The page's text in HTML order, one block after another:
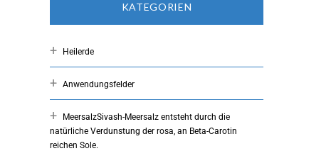
KATEGORIEN
Heilerde
Anwendungsfelder
MeersalzSivash-Meersalz entsteht durch die
natürliche Verdunstung der rosa, an Beta-Carotin
reichen Sole.